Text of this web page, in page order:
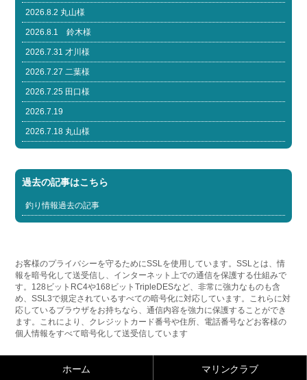
2026.8.2 丸山様
2026.8.1 鈴木様
2026.7.31 才川様
2026.7.27 二葉様
2026.7.25 田口様
2026.7.19
2026.7.18 丸山様
過去の記事はこちら
釣り情報過去の記事
お客様のプライバシーを守るためにSSLを使用しています。SSLとは、情
報を暗号化して送受信し、インターネット上での通信を保護する仕組みで
す。128ビットRC4や168ビットTripleDESなど、非常に強力なものも含
め、SSL3で規定されているすべての暗号化に対応しています。これらに対
応しているブラウザをお持ちなら、通信内容を強力に保護することができ
ます。これにより、クレジットカード番号や住所、電話番号などお客様の
個人情報をすべて暗号化して送受信しています
ホーム マリンクラブ